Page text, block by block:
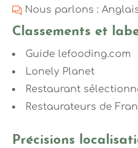
Nous parlons :
Classements et
Guide lefooding.com
Lonely Planet
Restaurant
Restaurateurs de
Précisions